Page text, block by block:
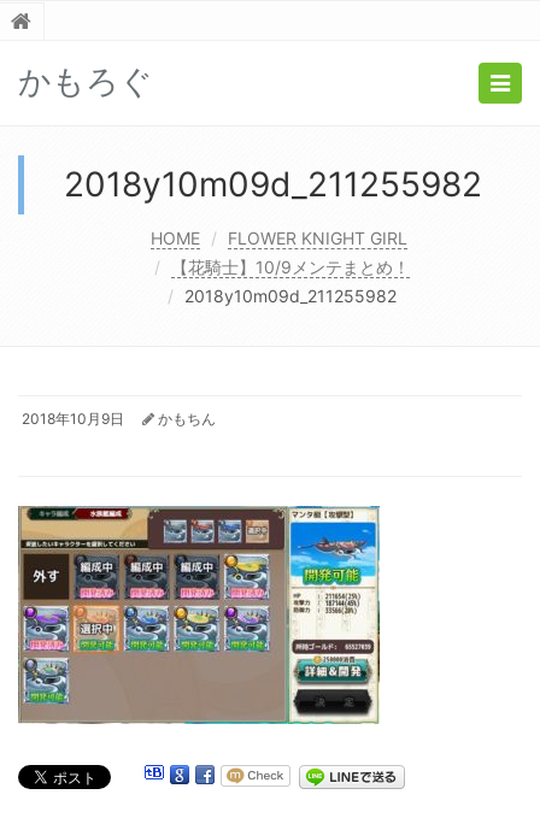
かもろぐ
2018y10m09d_211255982
HOME
FLOWER KNIGHT GIRL
【花騎士】10/9メンテまとめ！
2018y10m09d_211255982
2018年10月9日 かもちん